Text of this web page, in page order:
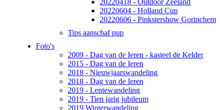
20220604 - Holland Cup
20220606 - Pinkstershow Gorinchem
Tips aanschaf pup
Foto's
2009 - Dag van de Ieren - kasteel de Kelder
2015 - Dag van de Ieren
2018 - Nieuwjaarswandeling
2018 - Dag van de Ieren
2019 - Lentewandeling
2019 - Tien jarig jubileum
2019 Winterwandeling